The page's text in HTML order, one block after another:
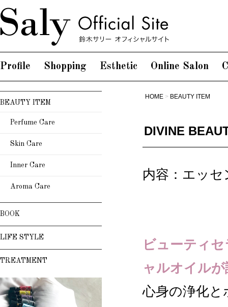
Profile Shopping Esthetic Online Salon
BEAUTY ITEM
Perfume Care
Skin Care
Inner Care
Aroma Care
BOOK
LIFE STYLE
TREATMENT
HOME > BEAUTY ITEM
DIVINE
内容：エッ
ビューティ
ャルオイル
心身の浄化